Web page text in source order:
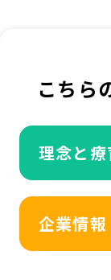
こちら
理念と療
企業情報